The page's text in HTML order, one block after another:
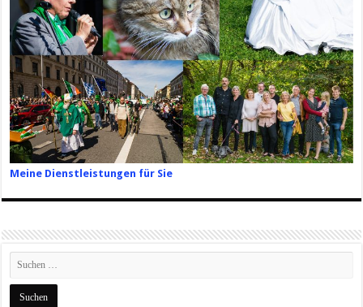
Meine Dienstleistungen für Sie